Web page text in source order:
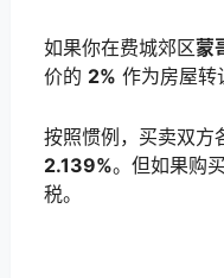
如果你在费城郊区蒙
价的 2% 作为房屋转
按照惯例，买卖双方
2.139%。但如果购
税。